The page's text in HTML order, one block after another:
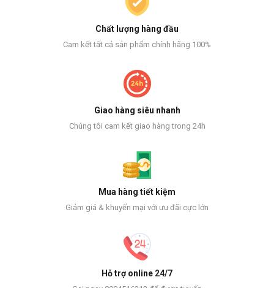
Chất lượng hàng đầu
Cam kết tất cả sản phẩm chính hãng 100%
Giao hàng siêu nhanh
Chúng tôi cam kết giao hàng trong 24h
Mua hàng tiết kiệm
Giảm giá & khuyến mại với ưu đãi cực lớn
Hỗ trợ online 24/7